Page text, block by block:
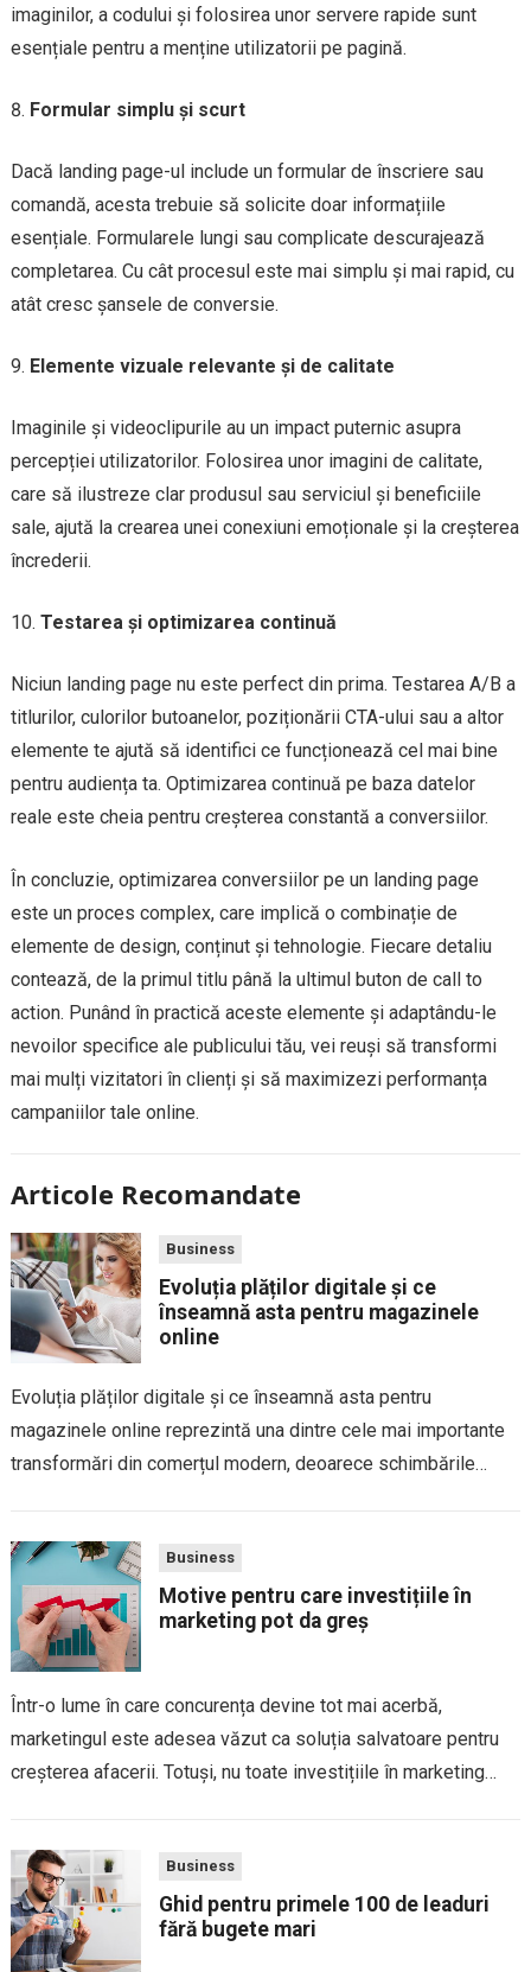
imaginilor, a codului și folosirea unor servere rapide sunt
esențiale pentru a menține utilizatorii pe pagină.
Formular simplu și scurt
Dacă landing page-ul include un formular de înscriere sau
comandă, acesta trebuie să solicite doar informațiile
esențiale. Formularele lungi sau complicate descurajează
completarea. Cu cât procesul este mai simplu și mai rapid, cu
atât cresc șansele de conversie.
Elemente vizuale relevante și de calitate
Imaginile și videoclipurile au un impact puternic asupra
percepției utilizatorilor. Folosirea unor imagini de calitate,
care să ilustreze clar produsul sau serviciul și beneficiile
sale, ajută la crearea unei conexiuni emoționale și la creșterea
încrederii.
Testarea și optimizarea continuă
Niciun landing page nu este perfect din prima. Testarea A/B a
titlurilor, culorilor butoanelor, poziționării CTA-ului sau a altor
elemente te ajută să identifici ce funcționează cel mai bine
pentru audiența ta. Optimizarea continuă pe baza datelor
reale este cheia pentru creșterea constantă a conversiilor.
În concluzie, optimizarea conversiilor pe un landing page
este un proces complex, care implică o combinație de
elemente de design, conținut și tehnologie. Fiecare detaliu
contează, de la primul titlu până la ultimul buton de call to
action. Punând în practică aceste elemente și adaptându-le
nevoilor specifice ale publicului tău, vei reuși să transformi
mai mulți vizitatori în clienți și să maximizezi performanța
campaniilor tale online.
Articole Recomandate
Business
Evoluția plăților digitale și ce
înseamnă asta pentru magazinele
online
Evoluția plăților digitale și ce înseamnă asta pentru
magazinele online reprezintă una dintre cele mai importante
transformări din comerțul modern, deoarece schimbările
finalizează comenzile și cât...
Business
Motive pentru care investițiile în
marketing pot da greș
Într-o lume în care concurența devine tot mai acerbă,
marketingul este adesea văzut ca soluția salvatoare pentru
creșterea afacerii. Totuși, nu toate investițiile în marketing
Business
Ghid pentru primele 100 de leaduri
fără bugete mari